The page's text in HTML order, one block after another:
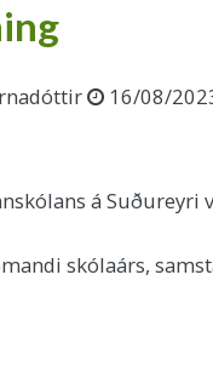
16/08/
á
skólaárs,